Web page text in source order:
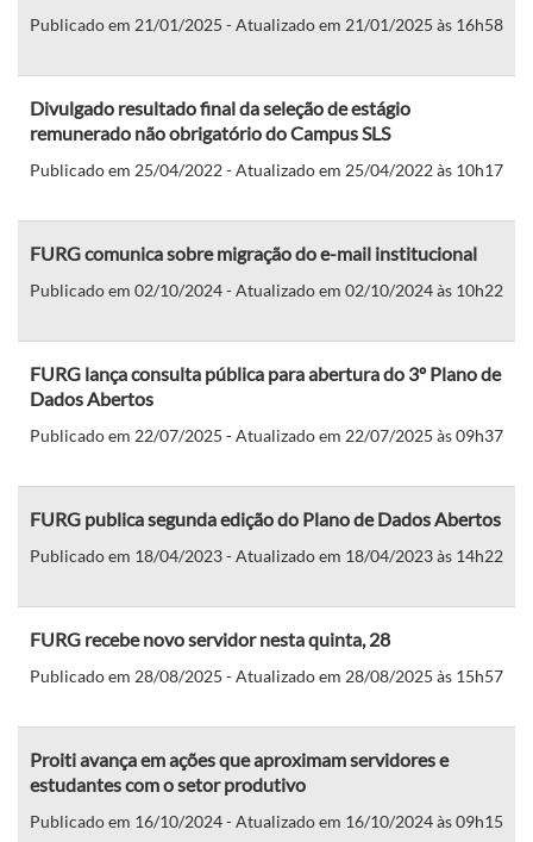
Publicado em 21/01/2025 - Atualizado em 21/01/2025 às 16h58
Divulgado resultado final da seleção de estágio
remunerado não obrigatório do Campus SLS
Publicado em 25/04/2022 - Atualizado em 25/04/2022 às 10h17
FURG comunica sobre migração do e-mail institucional
Publicado em 02/10/2024 - Atualizado em 02/10/2024 às 10h22
FURG lança consulta pública para abertura do 3º Plano de
Dados Abertos
Publicado em 22/07/2025 - Atualizado em 22/07/2025 às 09h37
FURG publica segunda edição do Plano de Dados Abertos
Publicado em 18/04/2023 - Atualizado em 18/04/2023 às 14h22
FURG recebe novo servidor nesta quinta, 28
Publicado em 28/08/2025 - Atualizado em 28/08/2025 às 15h57
Proiti avança em ações que aproximam servidores e
estudantes com o setor produtivo
Publicado em 16/10/2024 - Atualizado em 16/10/2024 às 09h15